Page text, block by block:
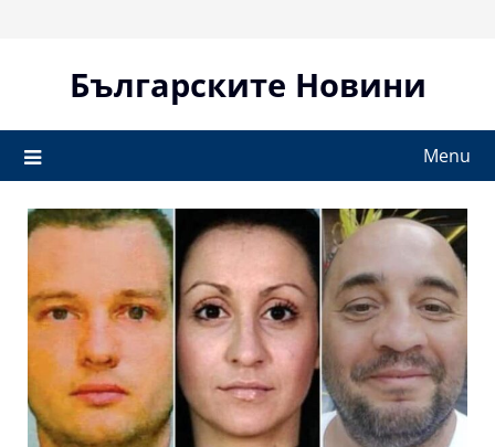
Българските Новини
Menu